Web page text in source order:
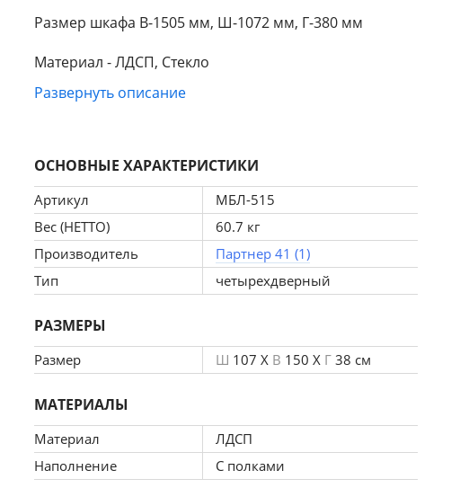
Размер шкафа В-1505 мм, Ш-1072 мм, Г-380 мм
Материал - ЛДСП, Стекло
Комплектация - полки
Развернуть описание
ОСНОВНЫЕ ХАРАКТЕРИСТИКИ
Артикул
МБЛ-515
Вес (НЕТТО)
60.7 кг
Производитель
Партнер 41 (1)
Тип
четырехдверный
РАЗМЕРЫ
Размер Ш 107 X В 150 X Г 38 см
МАТЕРИАЛЫ
Материал
ЛДСП
Наполнение
С полками